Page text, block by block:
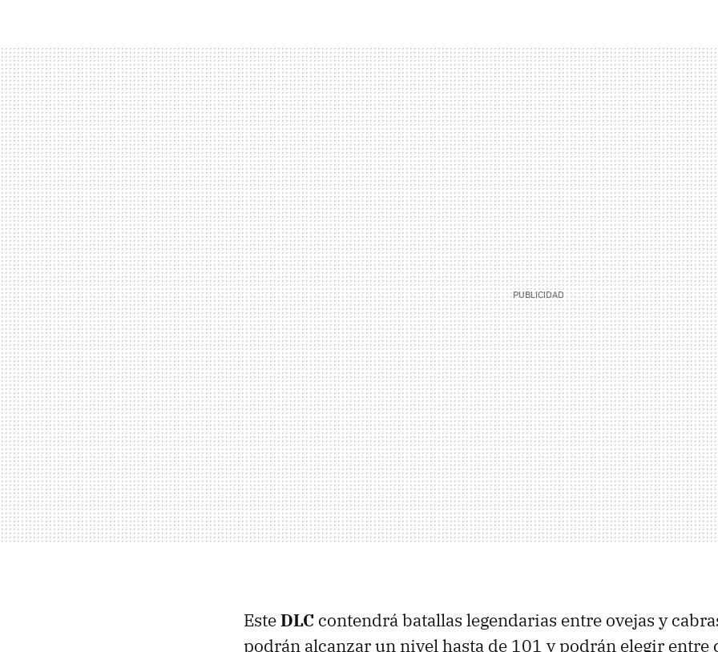
EsteDLC contendrá batallas legendarias entre ovejas y
podrán alcanzar un nivel hasta de 101 y podrán elegir entre